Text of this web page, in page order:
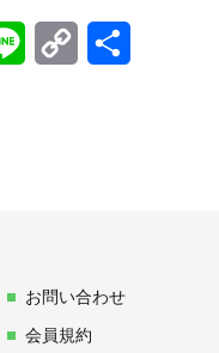
Line
Copy
お問い合わせ
会員規約